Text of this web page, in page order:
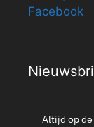
Facebook
Altijd op